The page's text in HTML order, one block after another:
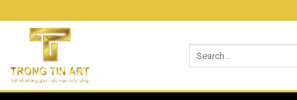
qua